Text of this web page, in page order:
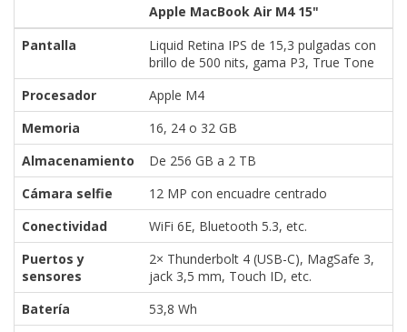
Apple MacBook Air M4 15"
Pantalla
Liquid Retina IPS de 15,3 pulgadas con
brillo de 500 nits, gama P3, True Tone
Procesador
Apple M4
Memoria
16, 24 o 32 GB
Almacenamiento
De 256 GB a 2 TB
Cámara selfie
12 MP con encuadre centrado
Conectividad
WiFi 6E, Bluetooth 5.3, etc.
Puertos y
sensores
2× Thunderbolt 4 (USB-C), MagSafe 3,
jack 3,5 mm, Touch ID, etc.
Batería
53,8 Wh